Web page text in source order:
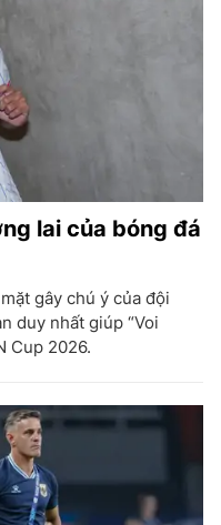
lai của bóng đá
gây chú ý của đội
duy nhất giúp “Voi
Cup 2026.